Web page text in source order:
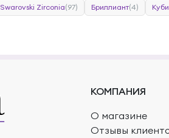
Swarovski Zirconia(97) Бриллиант(4)
КОМПАНИЯ
О магазине
Отзывы